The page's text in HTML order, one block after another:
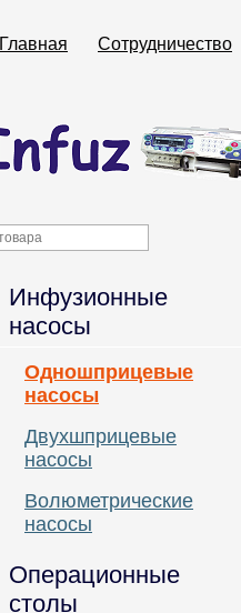
Главная Сотрудничество
Инфузионные
насосы
Одношприцевые
насосы
Двухшприцевые
насосы
Волюметрические
насосы
Операционные
столы